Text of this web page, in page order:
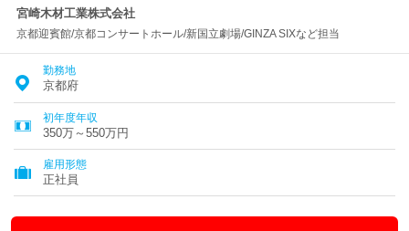
宮崎木材工業株式会社
京都迎賓館/京都コンサートホール/新国立劇場/GINZA SIXなど担当
勤務地
京都府
初年度年収
350万～550万円
雇用形態
正社員